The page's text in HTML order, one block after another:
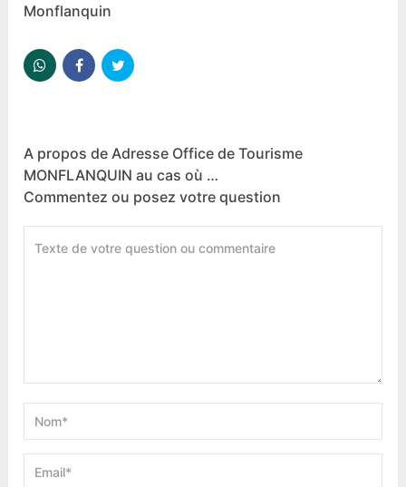
Monflanquin
A propos de Adresse Office de Tourisme
MONFLANQUIN au cas où …
Commentez ou posez votre question